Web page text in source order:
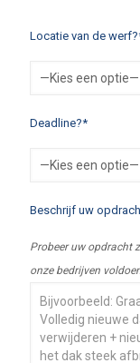
Locatie van de
Deadline?*
Beschrijf uw
Probeer uw opdracht
onze bedrijven